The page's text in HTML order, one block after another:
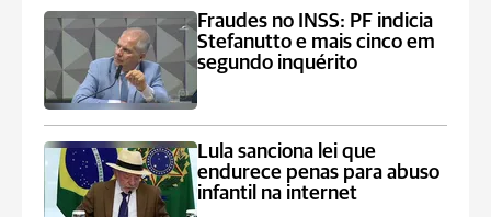
Fraudes no INSS: PF indicia
Stefanutto e mais cinco em
segundo inquérito
Lula sanciona lei que
endurece penas para abuso
infantil na internet